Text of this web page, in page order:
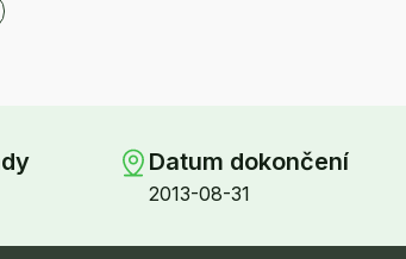
Datum dokončení
2013-08-31